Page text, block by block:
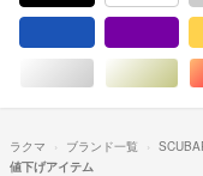
シルバー/銀色
ラクマ ブランド一覧
値下げアイテム